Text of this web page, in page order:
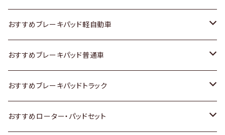
スズキ
日産
いすゞ
ダイハツ
ホンダ
スズキ
日産
いすゞ
トヨタ
スズキ
日産
いすゞ
おすすめブレーキパッド軽自動車
トヨタ
ホンダ
スズキ
おすすめブレーキパッド普通車
トヨタ
ホンダ
おすすめブレーキパッドトラック
トヨタ
おすすめローター・パッドセット